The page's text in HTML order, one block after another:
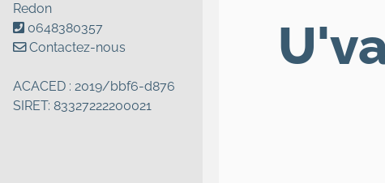
Redon
0648380357
Contactez-nous
ACACED : 2019/bbf6-d876
SIRET: 83327222200021